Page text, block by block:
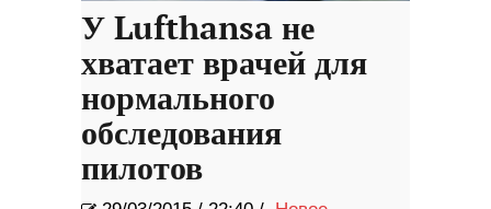
У Lufthansa не
хватает врачей для
нормального
обследования
пилотов